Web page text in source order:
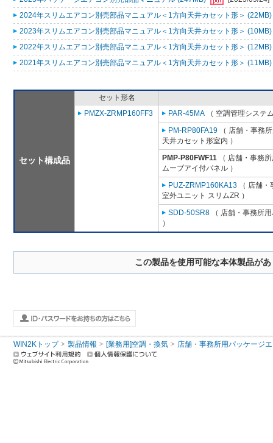
2024年スリムエアコン別売部品マニュアル＜1方向天井カセット形＞ (22MB)
2023年スリムエアコン別売部品マニュアル＜1方向天井カセット形＞ (10MB)
2022年スリムエアコン別売部品マニュアル＜1方向天井カセット形＞ (12MB)
2021年スリムエアコン別売部品マニュアル＜1方向天井カセット形＞ (11MB)
セット構成品
セット形名
PMZX-ZRMP160FF3
PAR-45MA （ 空調管理システ
PM-RP80FA19 （ 店舗・事務
天井カセット形室内 ）
PMP-P80FWF11 （ 店舗・事務
ムーブアイ付パネル ）
PUZ-ZRMP160KA13 （ 店舗
室外ユニット スリムZR ）
SDD-50SR8 （ 店舗・事務所
）
この製品を使用可能な本体製品が
WIN2Kトップ 製品情報 [業務用]空調・換気 店舗・事務所用パッケージ